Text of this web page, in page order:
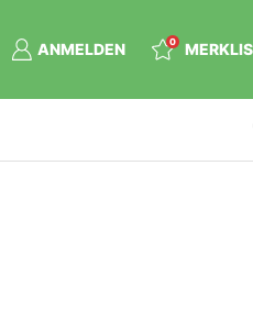
ANMELDEN 0